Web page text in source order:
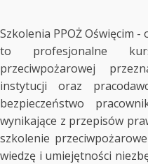
Szkolenia PPOŻ Oświęcim
to profesjonalne
przeciwpożarowej
instytucji oraz
bezpieczeństwo
wynikające z przepisów
szkolenie
wiedzę i umiejętności